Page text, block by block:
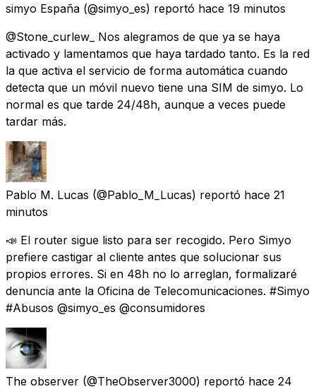
simyo España (@simyo_es) reportó hace 19 minutos
@Stone_curlew_ Nos alegramos de que ya se haya
activado y lamentamos que haya tardado tanto. Es la red
la que activa el servicio de forma automática cuando
detecta que un móvil nuevo tiene una SIM de simyo. Lo
normal es que tarde 24/48h, aunque a veces puede
tardar más.
Pablo M. Lucas (@Pablo_M_Lucas) reportó hace 21
minutos
📣 El router sigue listo para ser recogido. Pero Simyo
prefiere castigar al cliente antes que solucionar sus
propios errores. Si en 48h no lo arreglan, formalizaré
denuncia ante la Oficina de Telecomunicaciones. #Simyo
#Abusos @simyo_es @consumidores
The observer (@TheObserver3000) reportó hace 24